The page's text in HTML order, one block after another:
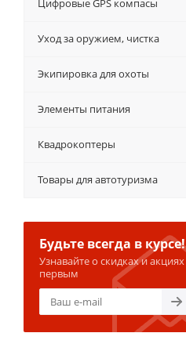
Цифровые GPS компасы
Уход за оружием, чистка
Экипировка для охоты
Элементы питания
Квадрокоптеры
Товары для автотуризма
Будьте всегда в курсе!
Узнавайте о скидках и акциях
первым